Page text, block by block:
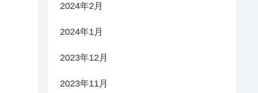
2024年2月
2024年1月
2023年12月
2023年11月